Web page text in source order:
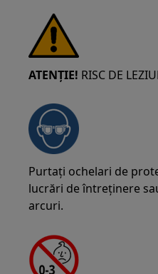
ATENȚIE! RISC DE
Purtați ochelari de
lucrări de întreținere
arcuri.